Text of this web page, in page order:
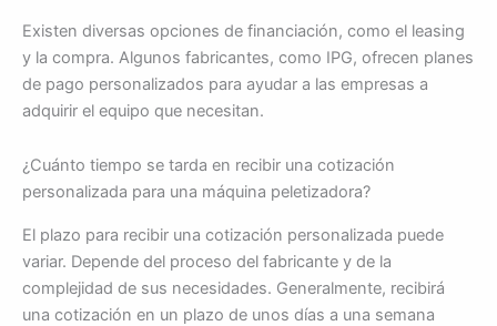
Existen diversas opciones de financiación, como el leasing
y la compra. Algunos fabricantes, como IPG, ofrecen planes
de pago personalizados para ayudar a las empresas a
adquirir el equipo que necesitan.
¿Cuánto tiempo se tarda en recibir una cotización
personalizada para una máquina peletizadora?
El plazo para recibir una cotización personalizada puede
variar. Depende del proceso del fabricante y de la
complejidad de sus necesidades. Generalmente, recibirá
una cotización en un plazo de unos días a una semana